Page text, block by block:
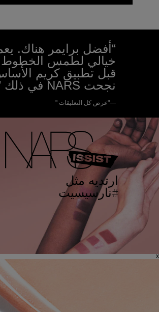
“أفضل برايمر هناك.
خيالي لطمس الخطوط
قبل تطبيق كريم
نجحت NARS في ذلك ”
—"عرض كل التعليقات "
ارتديه مثل
#نارسيسيت
x